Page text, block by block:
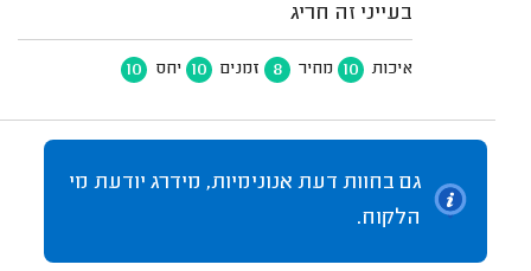
בעייני זה חריג
איכות 10 מחיר 8 זמנים 10 יחס 10
גם בחוות דעת אנונימיות, מידרג יודעת מי
הלקוח.